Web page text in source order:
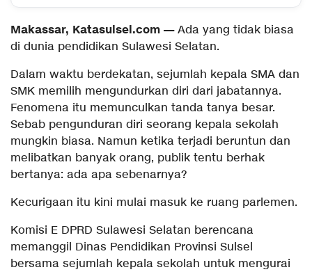
Makassar, Katasulsel.com —Ada yang tidak biasa
di dunia pendidikan Sulawesi Selatan.
Dalam waktu berdekatan, sejumlah kepala SMA dan
SMK memilih mengundurkan diri dari jabatannya.
Fenomena itu memunculkan tanda tanya besar.
Sebab pengunduran diri seorang kepala sekolah
mungkin biasa. Namun ketika terjadi beruntun dan
melibatkan banyak orang, publik tentu berhak
bertanya: ada apa sebenarnya?
Kecurigaan itu kini mulai masuk ke ruang parlemen.
Komisi E DPRD Sulawesi Selatan berencana
memanggil Dinas Pendidikan Provinsi Sulsel
bersama sejumlah kepala sekolah untuk mengurai